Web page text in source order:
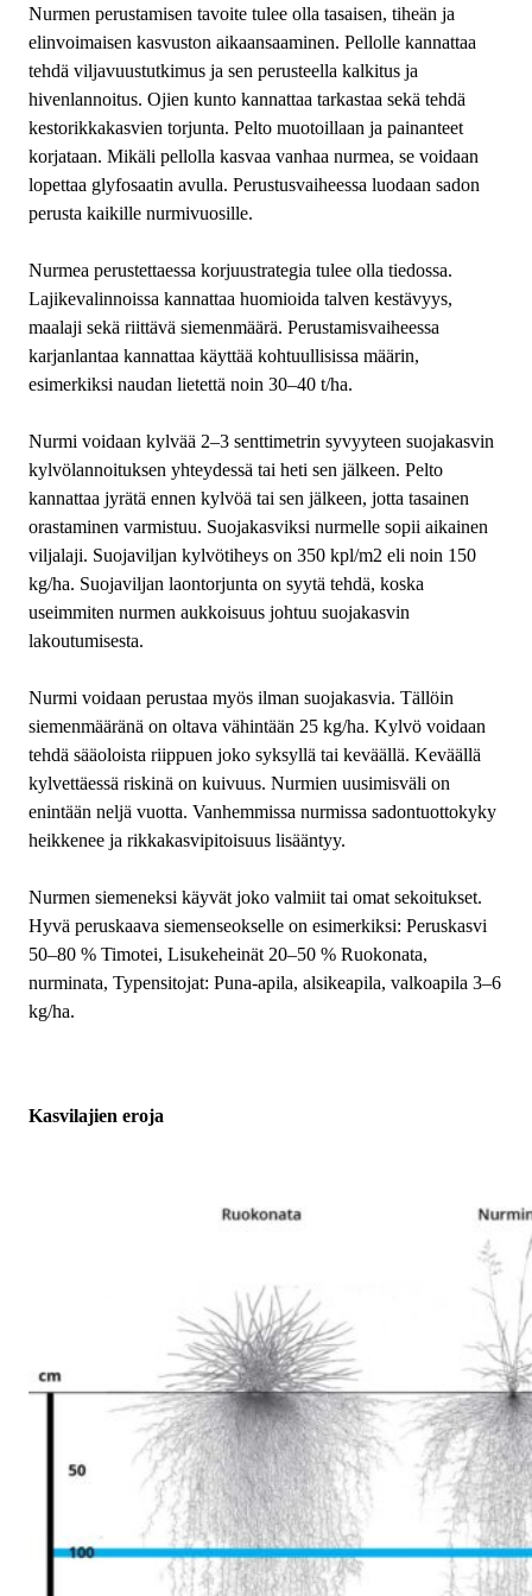
Nurmen perustamisen tavoite tulee olla tasaisen, tiheän ja
elinvoimaisen kasvuston aikaansaaminen. Pellolle kannattaa
tehdä viljavuustutkimus ja sen perusteella kalkitus ja
hivenlannoitus. Ojien kunto kannattaa tarkastaa sekä tehdä
kestorikkakasvien torjunta. Pelto muotoillaan ja painanteet
korjataan. Mikäli pellolla kasvaa vanhaa nurmea, se voidaan
lopettaa glyfosaatin avulla. Perustusvaiheessa luodaan sadon
perusta kaikille nurmivuosille.
Nurmea perustettaessa korjuustrategia tulee olla tiedossa.
Lajikevalinnoissa kannattaa huomioida talven kestävyys,
maalaji sekä riittävä siemenmäärä. Perustamisvaiheessa
karjanlantaa kannattaa käyttää kohtuullisissa määrin,
esimerkiksi naudan lietettä noin 30–40 t/ha.
Nurmi voidaan kylvää 2–3 senttimetrin syvyyteen suojakasvin
kylvölannoituksen yhteydessä tai heti sen jälkeen. Pelto
kannattaa jyrätä ennen kylvöä tai sen jälkeen, jotta tasainen
orastaminen varmistuu. Suojakasviksi nurmelle sopii aikainen
viljalaji. Suojaviljan kylvötiheys on 350 kpl/m2 eli noin 150
kg/ha. Suojaviljan laontorjunta on syytä tehdä, koska
useimmiten nurmen aukkoisuus johtuu suojakasvin
lakoutumisesta.
Nurmi voidaan perustaa myös ilman suojakasvia. Tällöin
siemenmääränä on oltava vähintään 25 kg/ha. Kylvö voidaan
tehdä sääoloista riippuen joko syksyllä tai keväällä. Keväällä
kylvettäessä riskinä on kuivuus. Nurmien uusimisväli on
enintään neljä vuotta. Vanhemmissa nurmissa sadontuottokyky
heikkenee ja rikkakasvipitoisuus lisääntyy.
Nurmen siemeneksi käyvät joko valmiit tai omat sekoitukset.
Hyvä peruskaava siemenseokselle on esimerkiksi: Peruskasvi
50–80 % Timotei, Lisukeheinät 20–50 % Ruokonata,
nurminata, Typensitojat: Puna-apila, alsikeapila, valkoapila 3–6
kg/ha.
Kasvilajien eroja